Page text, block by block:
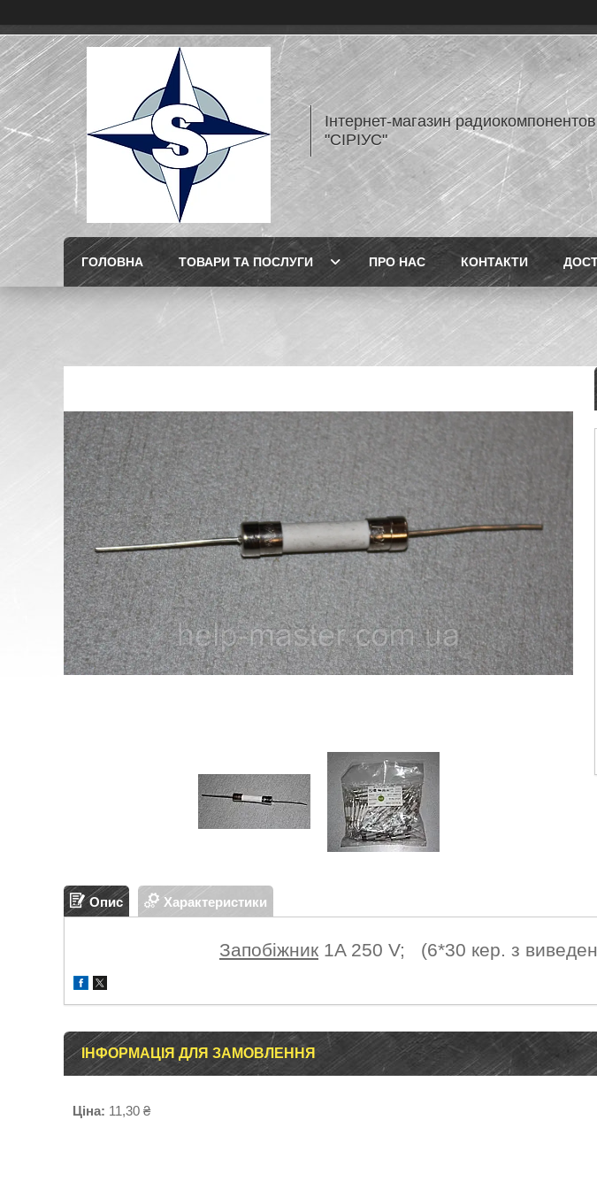
Інтернет-магазин радиокомпонентов
"СІРІУС"
ГОЛОВНА ТОВАРИ ТА ПОСЛУГИ ПРО НАС КОНТАКТИ
Опис Характеристики
Запобіжник 1A 250 V; (6*30 кер. з
ІНФОРМАЦІЯ ДЛЯ ЗАМОВЛЕННЯ
Ціна: 11,30 ₴